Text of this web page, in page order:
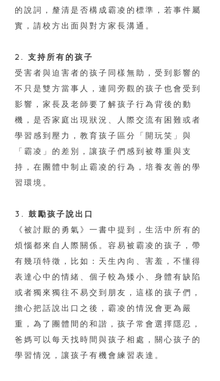
的說詞，釐清是否構成霸凌的標準，若事件屬
實，請校方出面與對方家長溝通。
2. 支持所有的孩子
受害者與迫害者的孩子同樣無助，受到影響的
不只是雙方當事人，連同旁觀的孩子也會受到
影響，家長及老師要了解孩子行為背後的動
機，是否家庭出現狀況、人際交流有困難或者
學習感到壓力，教育孩子區分「開玩笑」與
「霸凌」的差別，讓孩子們感到被尊重與支
持，在團體中制止霸凌的行為，培養友善的學
習環境。
3. 鼓勵孩子說出口
《被討厭的勇氣》一書中提到，生活中所有的
煩惱都來自人際關係。容易被霸凌的孩子，帶
有幾項特徵，比如：天生內向、害羞，不懂得
表達心中的情緒、個子較為矮小、身體有缺陷
或者獨來獨往不易交到朋友，這樣的孩子們，
擔心把話說出口之後，霸凌的情況會更為嚴
重，為了團體間的和諧，孩子常會選擇隱忍，
爸媽可以每天找時間與孩子相處，關心孩子的
學習情況，讓孩子有機會練習表達。